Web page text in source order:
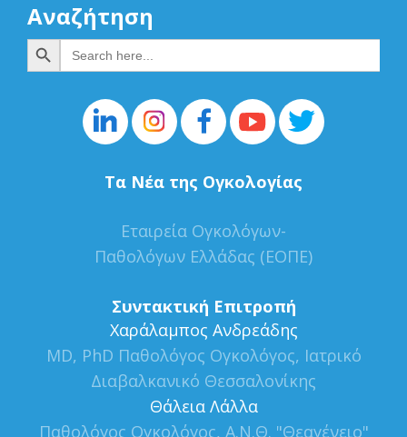
Αναζήτηση
Search
for:
Search Button
Τα Νέα της Ογκολογίας
Εταιρεία Ογκολόγων-
Παθολόγων Ελλάδας (ΕΟΠΕ)
Συντακτική Επιτροπή
Xαράλαμπος Ανδρεάδης
MD, PhD Παθολόγος Ογκολόγος, Ιατρικό
Διαβαλκανικό Θεσσαλονίκης
Θάλεια Λάλλα
Παθολόγος Ογκολόγος, Α.Ν.Θ. "Θεαγένειο"